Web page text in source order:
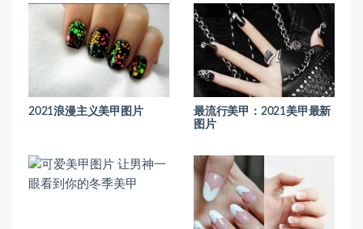
2021浪漫主义美甲图片
最流行美甲：2021美甲最新
图片